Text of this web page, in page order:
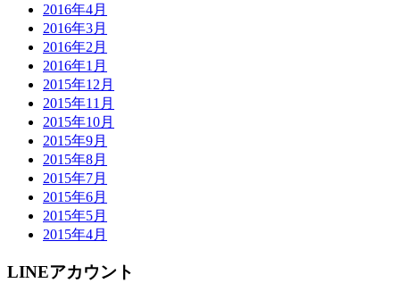
2016年4月
2016年3月
2016年2月
2016年1月
2015年12月
2015年11月
2015年10月
2015年9月
2015年8月
2015年7月
2015年6月
2015年5月
2015年4月
LINEアカウント